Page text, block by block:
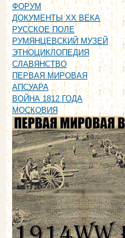
ФОРУМ
ДОКУМЕНТЫ XX ВЕКА
РУССКОЕ ПОЛЕ
РУМЯНЦЕВСКИЙ МУЗЕЙ
ЭТНОЦИКЛОПЕДИЯ
СЛАВЯНСТВО
ПЕРВАЯ МИРОВАЯ
АПСУАРА
ВОЙНА 1812 ГОДА
МОСКОВИЯ